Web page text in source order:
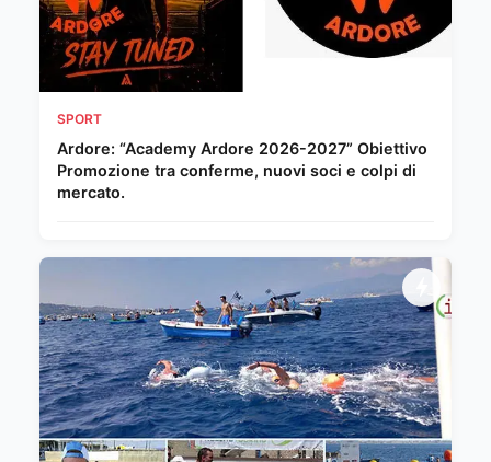
SPORT
Ardore: “Academy Ardore 2026-2027” Obiettivo
Promozione tra conferme, nuovi soci e colpi di
mercato.